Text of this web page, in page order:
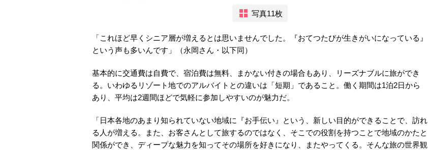
写真11枚
「これほど早くシニア層が増えるとは思いませんでした。『おてつたびが生きがいになっている』
という声も多いんです」（永岡さん・以下同）
基本的に交通費は自費で、宿泊費は無料、まかない付きの場合もあり、リーズナブルに旅ができ
る。いわゆるリゾート地でのアルバイトとの違いは「短期」であること。働く期間は1泊2日から
あり、平均は2週間ほどで気軽に参加しやすいのが魅力だ。
「日本各地のあまり知られていない地域に『お手伝い』という、新しい目的ができることで、訪れ
る人が増える。また、お客さんとして旅するのではなく、そこでの役割を持つことで地域のかたと
関係ができ、ディープな魅力を知ってその場所を好きになり、またやってくる。そんな旅の世界観